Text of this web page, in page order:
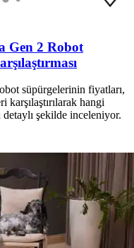
Gen 2 Robot
süpürgelerinin fiyatları,
hangi
şekilde inceleniyor.